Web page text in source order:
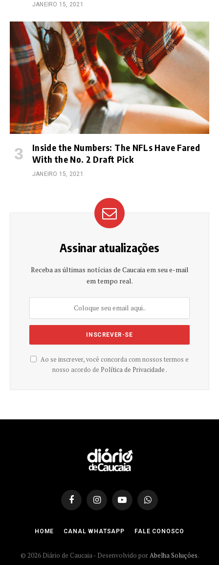
JANEIRO 15, 2021
Inside the Numbers: The NFLs Have Fared
With the No. 2 Draft Pick
JANEIRO 15, 2021
Assinar atualizações
Receba as últimas notícias de Caucaia em seu e-mail
em tempo real.
Ao se inscrever, você concorda com nossos termos e
nosso acordo de Política de Privacidade .
FacebookInstagramYouTubeWhatsApp
HOME CANAL WHATSAPP FALE CONOSCO
© 2026 Diário de Caucaia - Desenvolvido porAbelha Soluções.